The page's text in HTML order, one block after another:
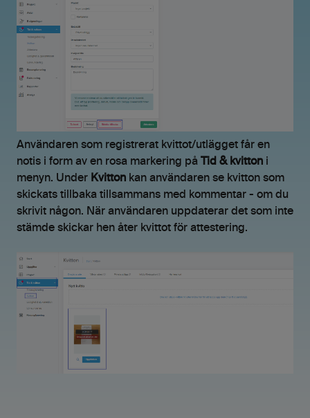
Användaren som registrerat kvittot/utlägget får en
notis i form av en rosa markering på
Tid & kvitton i
menyn. Under Kvitton kan användaren se kvitton som
skickats tillbaka tillsammans med kommentar - om du
skrivit någon. När användaren uppdaterar det som inte
stämde skickar hen åter kvittot för attestering.